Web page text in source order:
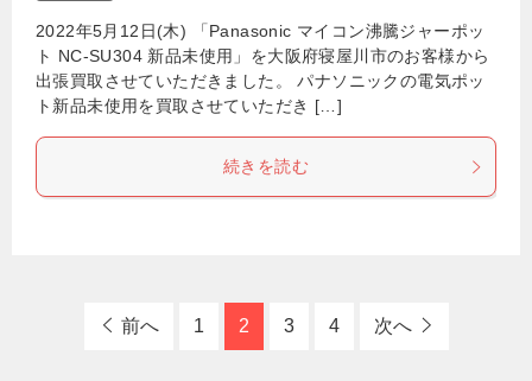
2022年5月12日(木) 「Panasonic マイコン沸騰ジャーポッ
ト NC-SU304 新品未使用」を大阪府寝屋川市のお客様から
出張買取させていただきました。 パナソニックの電気ポッ
ト新品未使用を買取させていただき […]
続きを読む
前へ 1 2 3 4 次へ